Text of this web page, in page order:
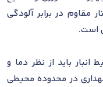
مقاوم در برابر آلودگی
است.
انبار باید از نظر دما و
در محدوده محیطی